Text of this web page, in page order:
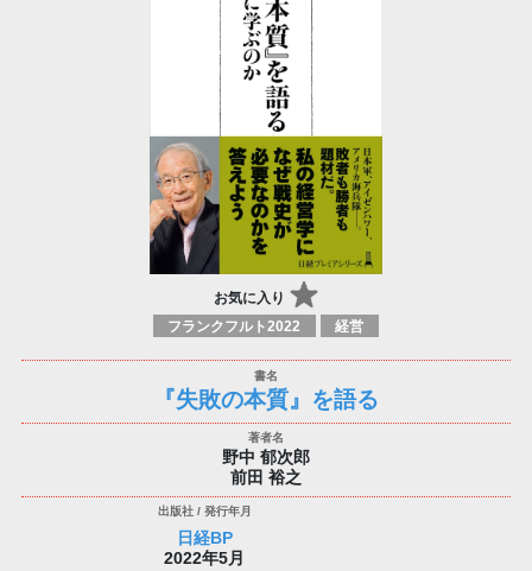
お気に入り
フランクフルト2022 経営
『失敗の本質』を語る
野中 郁次郎
前田 裕之
日経BP
2022年5月